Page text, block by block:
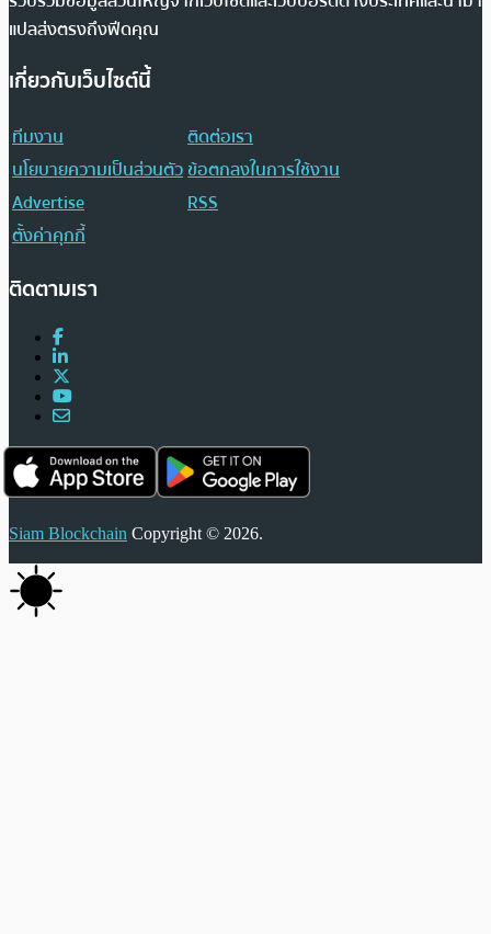
แปลส่งตรงถึงฟีดคุณ
เกี่ยวกับเว็บไซต์นี้
ทีมงาน
ติดต่อเรา
นโยบายความเป็นส่วนตัวข้อตกลงในการใช้งาน
Advertise
RSS
ตั้งค่าคุกกี้
ติดตามเรา
Siam Blockchain Copyright © 2026.